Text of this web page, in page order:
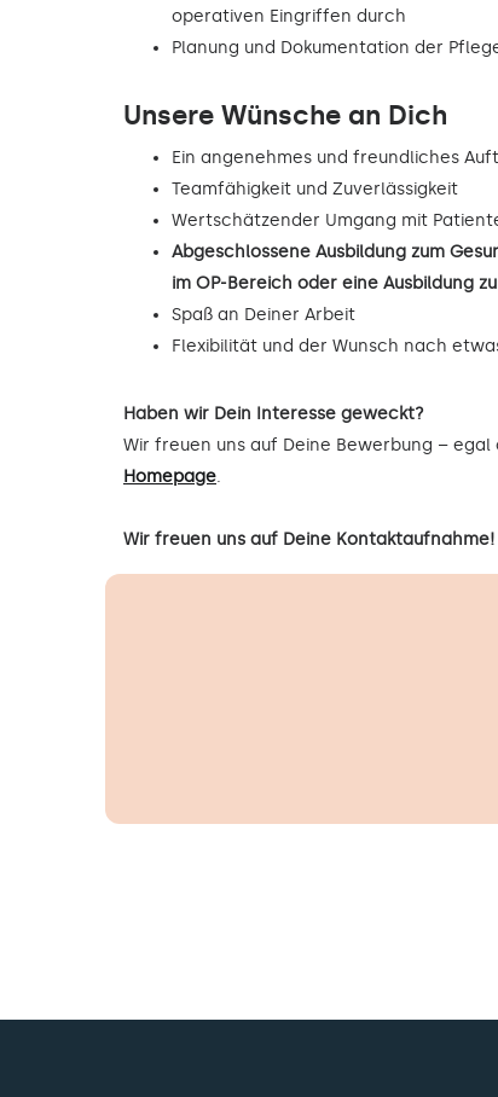
operativen Eingriffen durch
Planung und Dokumentation der
Unsere Wünsche an Dich
Ein angenehmes und freundliches
Teamfähigkeit und Zuverlässigkeit
Wertschätzender Umgang mit
Abgeschlossene Ausbildung zum
im OP-Bereich oder eine Ausbildung
Spaß an Deiner Arbeit
Flexibilität und der Wunsch nach
Haben wir Dein Interesse geweckt?
Wir freuen uns auf Deine Bewerbung –
Homepage.
Wir freuen uns auf Deine Kontaktaufnahme!